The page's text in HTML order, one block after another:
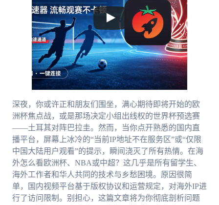
深夜，你或许正和朋友们围坐，满心期待即将开始的欧
洲杯焦点战，或是那场决定小组出线权的世界杯预选赛
——土耳其对阵巴拉圭。然而，当你点开熟悉的国内直
播平台，屏幕上冰冷的“当前IP地址不在服务区”或“仅限
中国大陆用户观看”的提示，瞬间浇灭了所有热情。在海
外怎么看欧洲杯、NBA或中超？这几乎是所有留学生、
海外工作者和华人共同的技术与乡愁困境。原因很简
单，国内视频平台基于版权协议和运营规定，对海外IP进
行了访问限制。别担心，这篇文章将为你彻底剖析问题